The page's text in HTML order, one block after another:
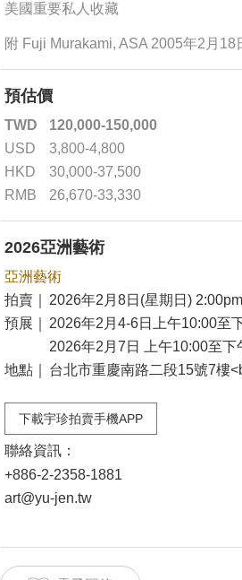
美國重要私人收藏
附 Fuji Murakami, ASA 2005年2月18
預估價
TWD
120,000-150,000
USD
3,800-4,800
HKD
30,000-37,500
RMB
26,670-33,330
2026亞洲藝術
亞洲藝術
拍賣｜
2026年2月8日(星期日) 2:00pm
預展｜
2026年2月4-6日上午10:00至
2026年2月7日 上午10:00至下
地點｜
台北市重慶南路二段15號7樓
下載宇珍拍賣手機APP
聯絡資訊：
+886-2-2358-1881
art@yu-jen.tw